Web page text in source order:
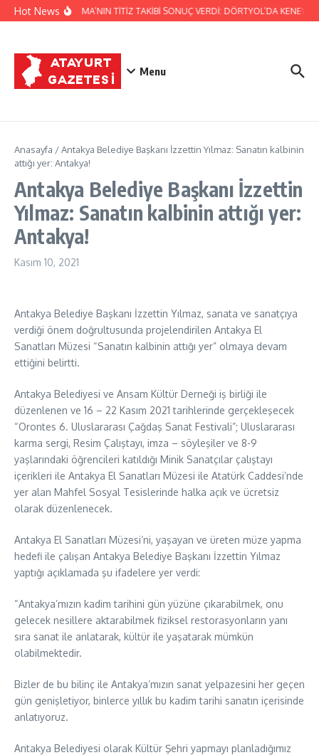
İçeriğe atla
Hot NewsJANDARMA’NIN TİTİZ TAKİBİ SONUÇ VERDİ: DÖRTYOL’DA KENEVİR
Menu
Anasayfa /Antakya Belediye Başkanı İzzettin Yılmaz: Sanatın kalbinin
attığı yer: Antakya!
Antakya Belediye Başkanı İzzettin
Yılmaz: Sanatın kalbinin attığı yer:
Antakya!
Kasım 10, 2021
Antakya Belediye Başkanı İzzettin Yılmaz, sanata ve sanatçıya
verdiği önem doğrultusunda projelendirilen Antakya El
Sanatları Müzesi “Sanatın kalbinin attığı yer” olmaya devam
ettiğini belirtti.
Antakya Belediyesi ve Ansam Kültür Derneği iş birliği ile
düzenlenen ve 16 – 22 Kasım 2021 tarihlerinde gerçekleşecek
“Orontes 6. Uluslararası Çağdaş Sanat Festivali”; Uluslararası
karma sergi, Resim Çalıştayı, imza – söyleşiler ve 8-9
yaşlarındaki öğrencileri katıldığı Minik Sanatçılar çalıştayı
içerikleri ile Antakya El Sanatları Müzesi ile Atatürk Caddesi’nde
yer alan Mahfel Sosyal Tesislerinde halka açık ve ücretsiz
olarak düzenlenecek.
Antakya El Sanatları Müzesi’ni, yaşayan ve üreten müze yapma
hedefi ile çalışan Antakya Belediye Başkanı İzzettin Yılmaz
yaptığı açıklamada şu ifadelere yer verdi:
“Antakya’mızın kadim tarihini gün yüzüne çıkarabilmek, onu
gelecek nesillere aktarabilmek fiziksel restorasyonların yanı
sıra sanat ile anlatarak, kültür ile yaşatarak mümkün
olabilmektedir.
Bizler de bu bilinç ile Antakya’mızın sanat yelpazesini her geçen
gün genişletiyor, binlerce yıllık bu kadim tarihi sanatın içerisinde
anlatıyoruz.
Antakya Belediyesi olarak Kültür Şehri yapmayı planladığımız